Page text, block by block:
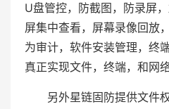
U盘管控，防截图，防录屏
屏集中查看，屏幕录像回放
为审计，软件安装管理，终
真正实现文件，终端，和网
另外星链固防提供文件